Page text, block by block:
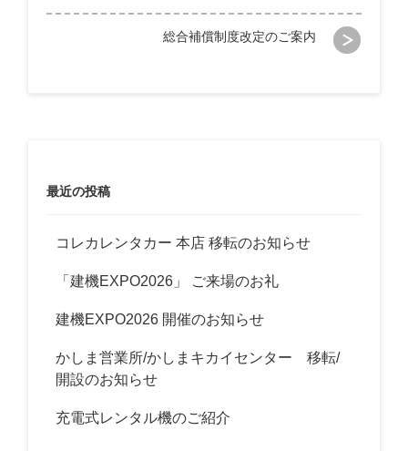
ナ
ン
総合補償制度改定のご案内
最近の投稿
コレカレンタカー 本店 移転のお知らせ
「建機EXPO2026」 ご来場のお礼
建機EXPO2026 開催のお知らせ
かしま営業所/かしまキカイセンター 移転/
開設のお知らせ
充電式レンタル機のご紹介